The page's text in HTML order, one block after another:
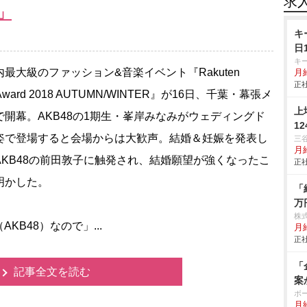
大級のファッション&音楽イベント『Rakuten
2018 AUTUMN/WINTER』が16日、千葉・幕張メ
開幕。AKB48の1期生・峯岸みなみがウェディングド
で登場すると会場からは大歓声。結婚＆妊娠を発表し
の前田敦子に触発され、結婚願望が強くなったこ
した。
）なので」...
記事全文を読む
キ
日
キ
月
正
三
月
正
万
株
月
正
案
ボ
月